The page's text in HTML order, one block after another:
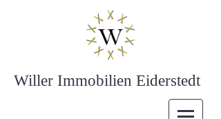
Willer Immobilien Eiderstedt